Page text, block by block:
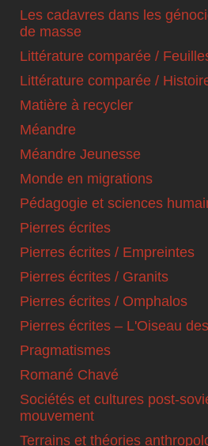
Les cadavres dans les
de masse
Littérature comparée /
Littérature comparée /
Matière à recycler
Méandre
Méandre Jeunesse
Monde en migrations
Pédagogie et sciences
Pierres écrites
Pierres écrites / Empreintes
Pierres écrites / Granits
Pierres écrites / Omphalos
Pierres écrites – L'Oiseau
Pragmatismes
Romané Chavé
Sociétés et cultures post-
mouvement
Terrains et théories